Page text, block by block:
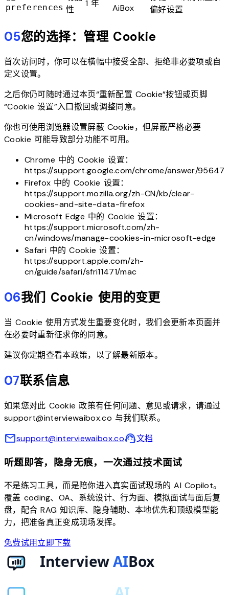
preferences 性
1 年
AiBox
偏好设置
05您的选择：管理 Cookie
首次访问时，你可以在横幅中接受全部、拒绝非必要项或自
定义设置。
之后你仍可随时通过本页“重新配置 Cookie”按钮或页脚
“Cookie 设置”入口撤回或调整同意。
你也可使用浏览器设置屏蔽 Cookie，但屏蔽严格必要
Cookie 可能导致部分功能不可用。
Chrome 中的 Cookie 设置：
https://support.google.com/chrome/answer/95647
Firefox 中的 Cookie 设置：
https://support.mozilla.org/zh-CN/kb/clear-
cookies-and-site-data-firefox
Microsoft Edge 中的 Cookie 设置：
https://support.microsoft.com/zh-
cn/windows/manage-cookies-in-microsoft-edge
Safari 中的 Cookie 设置：
https://support.apple.com/zh-
cn/guide/safari/sfri11471/mac
06我们 Cookie 使用的变更
当 Cookie 使用方式发生重要变化时，我们会更新本页面并
在必要时重新征求你的同意。
建议你定期查看本政策，以了解最新版本。
07联系信息
如果您对此 Cookie 政策有任何问题、意见或请求，请通过
support@interviewaibox.co 与我们联系。
mailsupport@interviewaibox.cosupport_agent文档
听题即答，隐身无痕，一次通过技术面试
不是练习工具，而是陪你进入真实面试现场的 AI Copilot。
覆盖 coding、OA、系统设计、行为面、模拟面试与面后复
盘，配合 RAG 知识库、隐身辅助、本地优先和顶级模型能
力，把准备真正变成现场发挥。
免费试用立即下载